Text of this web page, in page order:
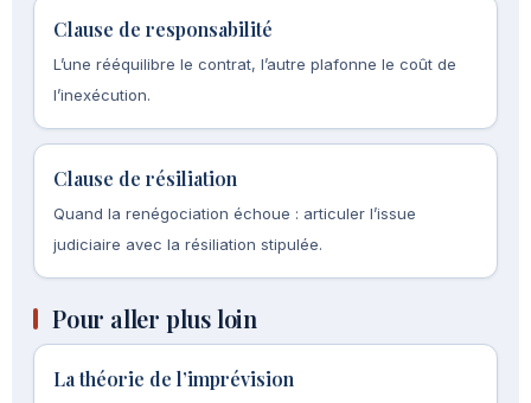
Clause de responsabilité
L’une rééquilibre le contrat, l’autre plafonne le coût de
l’inexécution.
Clause de résiliation
Quand la renégociation échoue : articuler l’issue
judiciaire avec la résiliation stipulée.
Pour aller plus loin
La théorie de l’imprévision